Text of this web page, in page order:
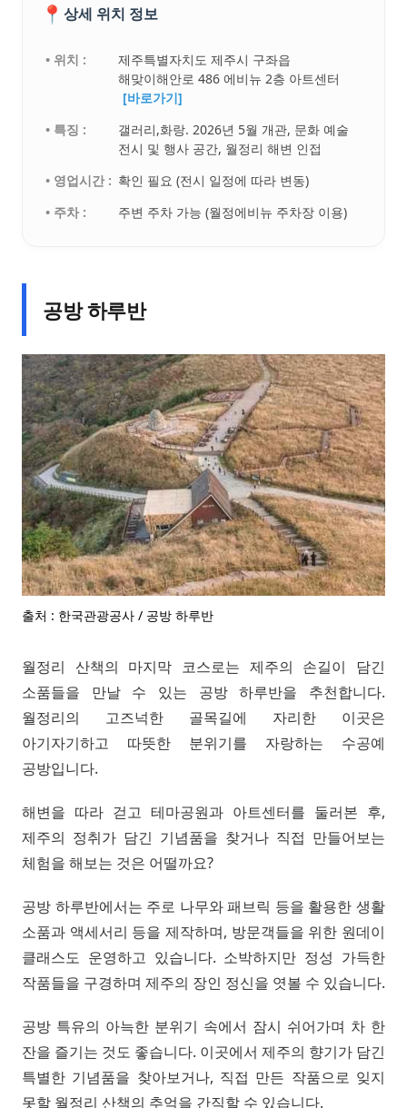
📍 상세 위치 정보
• 위치 :
제주특별자치도 제주시 구좌읍
해맞이해안로 486 에비뉴 2층 아트센터
[바로가기]
• 특징 :
갤러리,화랑. 2026년 5월 개관, 문화 예술
전시 및 행사 공간, 월정리 해변 인접
• 영업시간 : 확인 필요 (전시 일정에 따라 변동)
• 주차 :
주변 주차 가능 (월정에비뉴 주차장 이용)
공방 하루반
출처 : 한국관광공사 / 공방 하루반
월정리 산책의 마지막 코스로는 제주의 손길이 담긴
소품들을 만날 수 있는 공방 하루반을 추천합니다.
월정리의 고즈넉한 골목길에 자리한 이곳은
아기자기하고 따뜻한 분위기를 자랑하는 수공예
공방입니다.
해변을 따라 걷고 테마공원과 아트센터를 둘러본 후,
제주의 정취가 담긴 기념품을 찾거나 직접 만들어보는
체험을 해보는 것은 어떨까요?
공방 하루반에서는 주로 나무와 패브릭 등을 활용한 생활
소품과 액세서리 등을 제작하며, 방문객들을 위한 원데이
클래스도 운영하고 있습니다. 소박하지만 정성 가득한
작품들을 구경하며 제주의 장인 정신을 엿볼 수 있습니다.
공방 특유의 아늑한 분위기 속에서 잠시 쉬어가며 차 한
잔을 즐기는 것도 좋습니다. 이곳에서 제주의 향기가 담긴
특별한 기념품을 찾아보거나, 직접 만든 작품으로 잊지
못할 월정리 산책의 추억을 간직할 수 있습니다.